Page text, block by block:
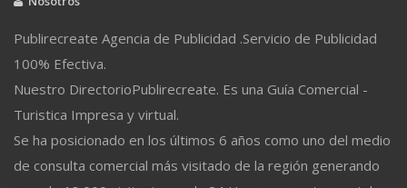
Publirecreate Agencia de Publicidad .Servicio de Publicidad
100% Efectiva.
Nuestro DirectorioPublirecreate. Es una Guía Comercial -
Turistica Impresa y virtual.
Se ha posicionado en los últimos 6 años como uno del medio
de consulta comercial más visitado de la región generando